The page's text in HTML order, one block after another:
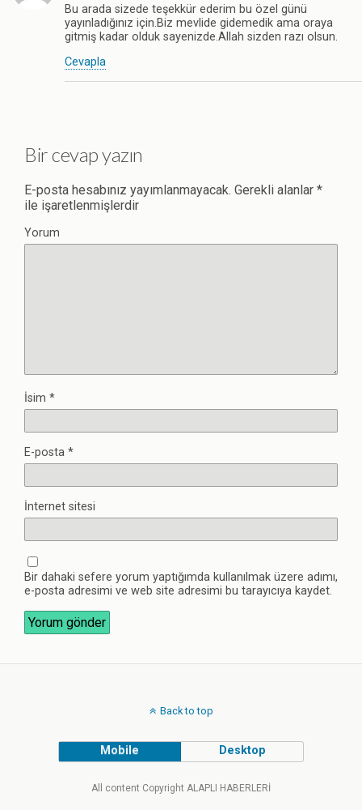
Bu arada sizede teşekkür ederim bu özel günü
yayınladığınız için.Biz mevlide gidemedik ama oraya
gitmiş kadar olduk sayenizde.Allah sizden razı olsun.
Cevapla
Bir cevap yazın
E-posta hesabınız yayımlanmayacak. Gerekli alanlar *
ile işaretlenmişlerdir
Yorum
İsim *
E-posta *
İnternet sitesi
Bir dahaki sefere yorum yaptığımda kullanılmak üzere adımı,
e-posta adresimi ve web site adresimi bu tarayıcıya kaydet.
Back to top
Mobile Desktop
All content Copyright ALAPLI HABERLERİ